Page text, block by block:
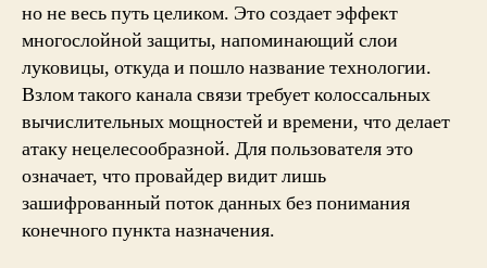
но не весь путь целиком. Это создает эффект
многослойной защиты, напоминающий слои
луковицы, откуда и пошло название технологии.
Взлом такого канала связи требует колоссальных
вычислительных мощностей и времени, что делает
атаку нецелесообразной. Для пользователя это
означает, что провайдер видит лишь
зашифрованный поток данных без понимания
конечного пункта назначения.